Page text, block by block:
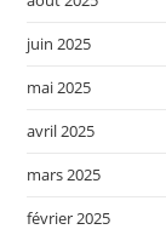
juin 2025
mai 2025
avril 2025
mars 2025
février 2025